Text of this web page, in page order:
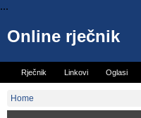
...
Online rječnik
Rječnik Linkovi Oglasi
Home